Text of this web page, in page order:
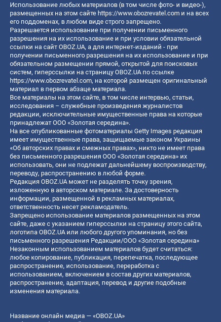
Использование любых материалов (в том числе фото- и видео-),
размещенных на этом сайте https://www.obozrevatel.com и на всех
его поддоменах, в любом виде строго запрещено.
Разрешается использование при получении письменного
разрешения на их использование и при условии обязательной
ссылки на сайт OBOZ.UA, а для интернет-изданий - при
получении письменного разрешения на их использование и при
обязательном размещении прямой, открытой для поисковых
систем, гиперссылки на страницу OBOZ.UA по ссылке
https://www.obozrevatel.com, на которой размещен оригинальный
материал в первом абзаце материала.
Все материалы на этом сайте, в том числе интервью, статьи,
исследования – служебные произведения журналистов
редакции, исключительные имущественные права на которые
принадлежат ООО «Золотая середина».
На все опубликованные фотоматериалы Getty Images редакция
имеет имущественные права, защищаемые законом Украины
«Об авторских правах и смежных правах», никто не имеет права
без письменного разрешения ООО «Золотая середина» их
использовать, они не подлежат дальнейшему воспроизводству,
переводу, распространению в любой форме.
Редакция OBOZ.UA может не разделять точку зрения,
изложенную в авторском материале. За достоверность
информации, размещенной в рекламных материалах,
ответственность несет рекламодатель.
Запрещено использование материалов размещенных на этом
сайте, даже с указанием гиперссылки на страницу этого сайта,
логотипа OBOZ.UA или любого другого упоминания, но без
письменного разрешения Редакции/ООО «Золотая середина»
Незаконным использованием материалов будет считаться:
любое копирование, публикация, перепечатка, последующее
распространение, использование, переработка с
использованием, включением в состав других материалов,
распространение, адаптация, перевод и другие подобные
изменения материала.
Название онлайн медиа — «OBOZ.UA»